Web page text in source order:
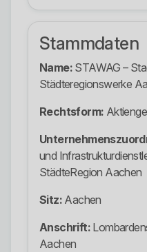
Stammdaten
Name: STAWAG –
Städteregionswerke
Rechtsform:
und
StädteRegion Aachen
Sitz: Aachen
Anschrift:
Aachen